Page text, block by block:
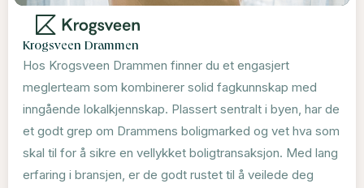
Krogsveen Drammen
Hos Krogsveen Drammen finner du et engasjert
meglerteam som kombinerer solid fagkunnskap med
inngående lokalkjennskap. Plassert sentralt i byen, har de
et godt grep om Drammens boligmarked og vet hva som
skal til for å sikre en vellykket boligtransaksjon. Med lang
erfaring i bransjen, er de godt rustet til å veilede deg